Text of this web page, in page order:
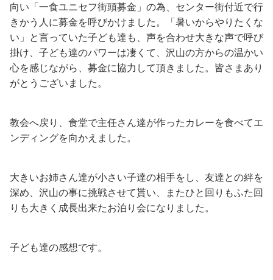
向い「一食ユニセフ街頭募金」の為、センター街付近で行
きかう人に募金を呼びかけました。「暑いからやりたくな
い」と言っていた子ども達も、声を合わせ大きな声で呼び
掛け、子ども達のパワーは凄くて、沢山の方からの温かい
心を感じながら、募金に協力して頂きました。皆さまあり
がとうございました。
教会へ戻り、食堂で主任さん達が作ったカレーを食べてエ
ンディングを向かえました。
大きいお姉さん達が小さい子達の相手をし、友達との絆を
深め、沢山の事に挑戦させて貰い、またひと回りもふた回
りも大きく成長出来たお泊り会になりました。
子ども達の感想です。